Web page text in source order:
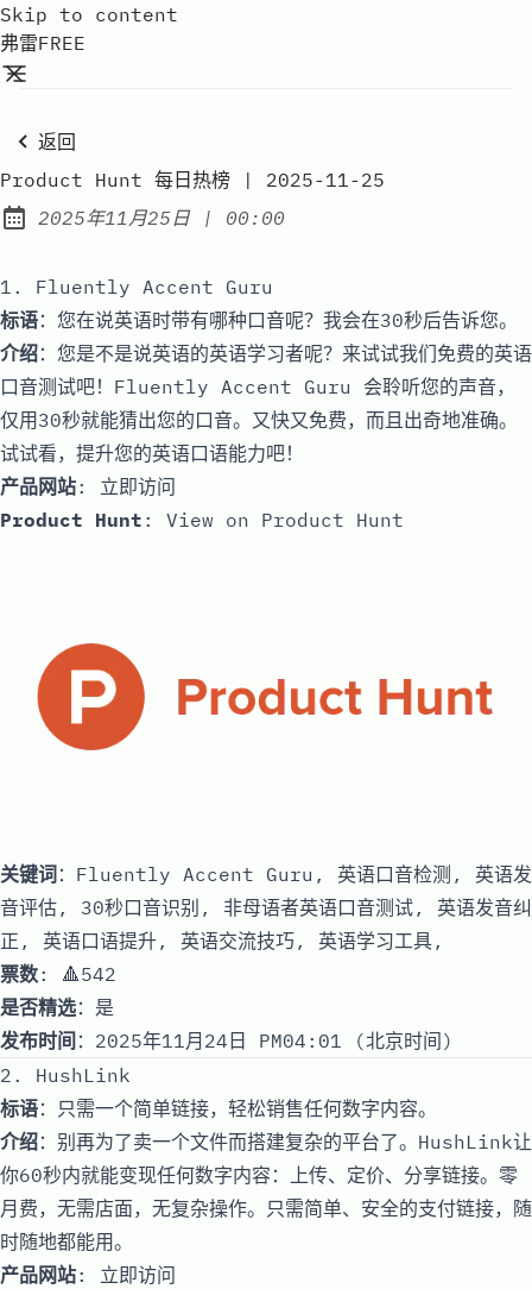
Skip to content
弗雷FREE
返回
Product Hunt 每日热榜 | 2025-11-25
Published:
2025年11月25日| at
00:00
1. Fluently Accent Guru
标语：您在说英语时带有哪种口音呢？我会在30秒后告诉您。
介绍：您是不是说英语的英语学习者呢？来试试我们免费的英语
口音测试吧！Fluently Accent Guru 会聆听您的声音，
仅用30秒就能猜出您的口音。又快又免费，而且出奇地准确。
试试看，提升您的英语口语能力吧！
产品网站: 立即访问
Product Hunt : View on Product Hunt
关键词 ：Fluently Accent Guru, 英语口音检测, 英语发
音评估, 30秒口音识别, 非母语者英语口音测试, 英语发音纠
正, 英语口语提升, 英语交流技巧, 英语学习工具,
票数: 🔺542
是否精选：是
发布时间 ：2025年11月24日 PM04:01 (北京时间)
2. HushLink
标语：只需一个简单链接，轻松销售任何数字内容。
介绍：别再为了卖一个文件而搭建复杂的平台了。HushLink让
你60秒内就能变现任何数字内容：上传、定价、分享链接。零
月费，无需店面，无复杂操作。只需简单、安全的支付链接，随
时随地都能用。
产品网站: 立即访问